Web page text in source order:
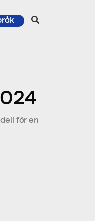
för en